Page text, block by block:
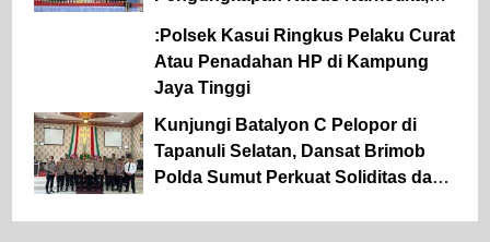
Kekerasan Seksual terhadap Anak
:Polsek Kasui Ringkus Pelaku Curat
Atau Penadahan HP di Kampung
Jaya Tinggi
Kunjungi Batalyon C Pelopor di
Tapanuli Selatan, Dansat Brimob
Polda Sumut Perkuat Soliditas dan